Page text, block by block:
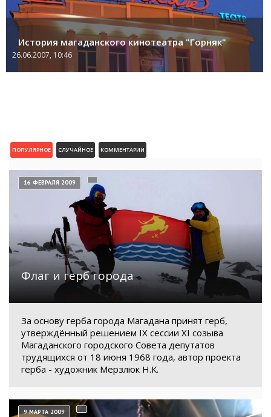
История магаданского кинотеатра "Горняк"
26.06.2007, 10:46
ПОПУЛЯРНОЕ СЛУЧАЙНОЕ КОММЕНТАРИИ
Флаг и герб города
16 ФЕВРАЛЯ 2009
За основу герба города Магадана принят герб,
утверждённый решением IX сессии XI созыва
Магаданского городского Совета депутатов
трудящихся от 18 июня 1968 года, автор проекта
герба - художник Мерзлюк Н.К.
9 МАРТА 2009